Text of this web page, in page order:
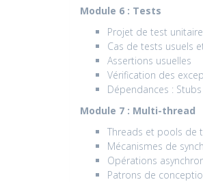
Module 6 : Tests
Projet de test unitaire
Cas de tests usuels
Assertions usuelles
Vérification des
Dépendances :
Module 7 : Multi-thread
Threads et pools de
Mécanismes de
Opérations
Patrons de